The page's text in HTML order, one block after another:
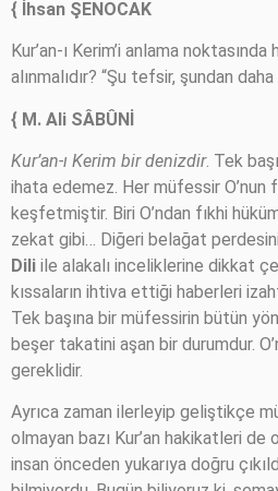
{ İhsan ŞENOCAK
Kur’an-ı Kerim’i anlama
alınmalıdır? “Şu tefsir, şundan
{ M. Ali SÂBÛNİ
Kur’an-ı Kerim bir denizdir. Tek
ihata edemez. Her müfessir O’nun
keşfetmiştir. Biri O’ndan fıkhi
zekat gibi… Diğeri belağat perdesini
Dili ile alakalı inceliklerine dikkat
kıssaların ihtiva ettiği haberleri
Tek başına bir müfessirin bütün
beşer takatini aşan bir durumdur.
gereklidir.
Ayrıca zaman ilerleyip geliştikçe
olmayan bazı Kur’an hakikatleri de
insan önceden yukarıya doğru